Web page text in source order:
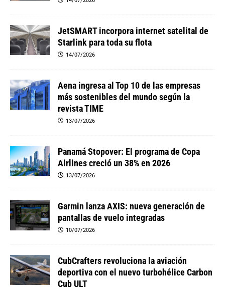
JetSMART incorpora internet satelital de
Starlink para toda su flota
14/07/2026
Aena ingresa al Top 10 de las empresas
más sostenibles del mundo según la
revista TIME
13/07/2026
Panamá Stopover: El programa de Copa
Airlines creció un 38% en 2026
13/07/2026
Garmin lanza AXIS: nueva generación de
pantallas de vuelo integradas
10/07/2026
CubCrafters revoluciona la aviación
deportiva con el nuevo turbohélice Carbon
Cub ULT